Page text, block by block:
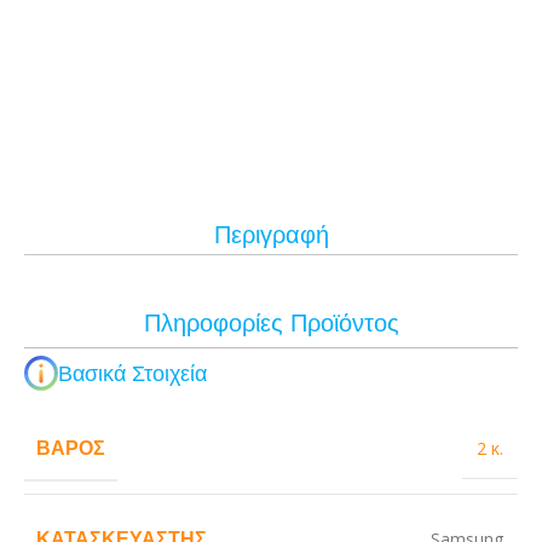
Περιγραφή
Πληροφορίες Προϊόντος
Βασικά Στοιχεία
ΒΆΡΟΣ 2 κ.